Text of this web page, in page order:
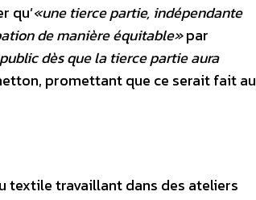
qu’«une tierce partie, indépendante
de manière équitable»par
dès que la tierce partie aura
promettant que ce serait fait au
textile travaillant dans des ateliers